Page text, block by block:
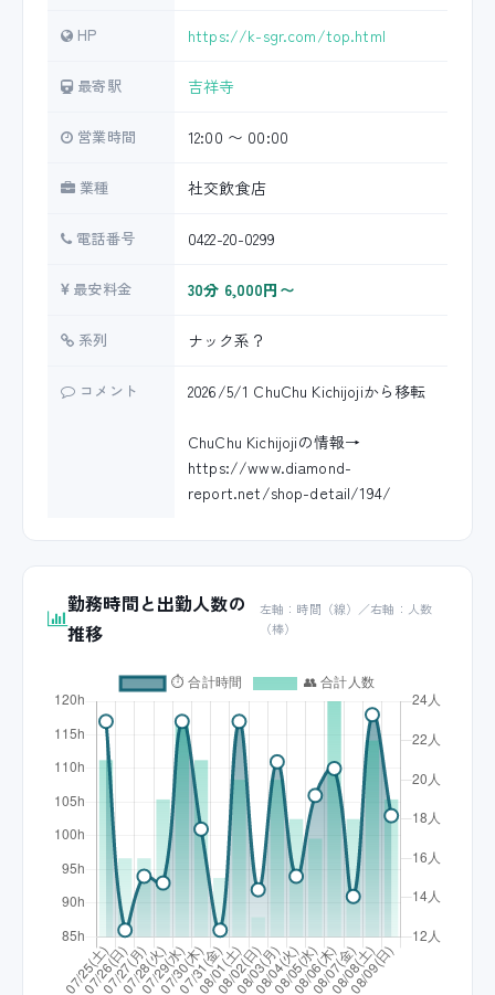
HP https://k-sgr.com/top.html
最寄駅 吉祥寺
営業時間 12:00 〜 00:00
業種 社交飲食店
電話番号 0422-20-0299
最安料金 30分 6,000円〜
系列 ナック系？
コメント 2026/5/1 ChuChu Kichijojiから移転
ChuChu Kichijojiの情報→
https://www.diamond-
report.net/shop-detail/194/
勤務時間と出勤人数の
推移
左軸：時間（線）／右軸：人数
（棒）